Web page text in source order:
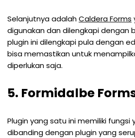
Selanjutnya adalahCaldera Forms
digunakan dan dilengkapi dengan
plugin ini dilengkapi pula dengan
bisa memastikan untuk
diperlukan saja.
5. Formidalbe
Plugin yang satu ini memiliki fungsi
dibanding dengan plugin yang